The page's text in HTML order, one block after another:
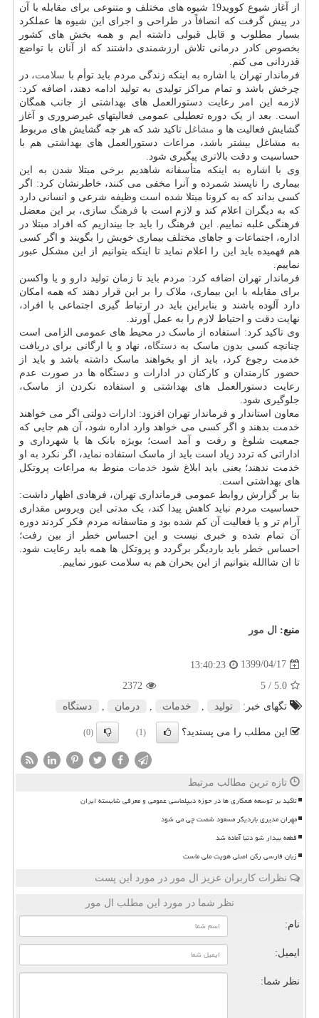
از آغاز شیوع کووید19 شیوه های مختلف و متنوعی برای مقابله با آن
در پیش گرفت که انصافاً در طراحی و اجرای این شیوه ها عملکرد
بسیار مطلوب و قابل قبولی داشته ایم و همه بخش های کشور
بخصوص کادر درمانی تلاش ارزشمندی داشتند که از آنان با تواضع
قدردانی می کنم.
فرماندار تهران با اشاره به اینکه زندگی مردم باید توأم با سلامت، در
چرخش باشد و تمام مراکز تولیدی به تولید ادامه دهند، اضافه کرد:
لازمه این امر رعایت دستورالعمل های بهداشتی از جانب همگان
است. بعد از یک دوره تعطیلی عمومی فعالیتهای غیرضروری و آغاز
گشایش فعالیت ها و مشاغل تاکید شد که هر چه گشایش های مربوط
به مشاغل بیشتر باشد، مراعات دستورالعمل های بهداشتی هم با
حساسیت و دقت بالاتری پیگیری شود.
وی با اشاره به اینکه متأسفانه شاهدیم برخی مبتلا شدن به این
بیماری را ناپسند شمرده و آنرا مخفی می کنند، خاطرنشان کرد: اگر
کسی بداند که به کرونا مبتلا شده است وظیفه شرعی و انسانی دارد
که به دیگران اعلام کند و لازم است با فرهنگ سازی، بر این معضل
فرهنگی غلبه نماییم. این فرهنگ را باید جا بیندازیم که افراد مبتلا در
اداره، اجتماعات و جاهای مختلف بیماری خویش را بگویند و اگر کسی
هم فهمیده باید این را اعلام نماید تا اینکه بتوانیم از این مشکل عبور
نماییم.
فرماندار تهران اضافه کرد: مردم باید تا زمان تولید دارو و یا واکسن
برای مقابله با این بیماری، ملاک را بر این قرار دهند که همه امکان
دارد آلوده باشند و بنابراین باید در ارتباط گیری اجتماعی با افراد،
نهایت دقت و احتیاط لازم را به عمل آورند.
وی تاکید کرد: استفاده از ماسک در محیط های عمومی الزامی است
چنانچه کسی بدون ماسک بهدستگاه، نهاد و یا ارگانی برای دریافت
خدمت رجوع کرد، باید از او بخواهند ماسک داشته باشد و باید از
حضور کارمندان و کارکنان در ادارات و دستگاه ها در صورت عدم
رعایت دستورالعمل های بهداشتی و استفاده نکردن از ماسک،
جلوگیری شود.
معاون استاندار و فرماندار تهران افزود: ادارات دولتی اگر می خواهند
خدمت بدهند و اگر کسی می خواهد وارد اداره شود، آن هم جایی که
جمعیت شلوغ و رفت و آمد است؛ بویژه بانک ها یا شهرداری و
اداراتی که تردد زیاد است باید از ماسک استفاده نماید، اگر نکرد به او
خدمت ندهند؛ یعنی باید ابلاغ شود خدمات منوط به مراعات پروتکل
های بهداشتی است.
بنا بر گزارش روابط عمومی فرمانداری تهران، فرهادی اظهار داشت:
حساسیت مردم نباید کاهش پیدا کند، یک مدتی این ویروس مقداری
آرام تر و یا فعالیت آن کم شده بود و متاسفانه مردم فکر کردند دوره
آن تمام شده و خبری نیست و این احساس خطر از بین رفت؛
احساس خطر باید باردیگر برگردد و پروتکل ها همه باید رعایت شود.
تا ان شاالله بتوانیم از این بحران هم به سلامت عبور نماییم.
منبع: ال مور
1399/04/17
13:40:23
5.0
/ 5
2372
تگهای خبر:
تولید خدمات درمان دستگاه
این مطلب را می پسندید؟ (1)
(0)
تازه ترین مطالب مرتبط
تاکید بر توسعه همکاری ها در حوزه دیپلماسی عمومی و معرفی شایسته ایران
مهران مدیری باردیگر مسعود شصت چی می شود
قطعه بیدار شو دنیا آماده شد
زبان فارسی رکن اصلی هویت ملی ماست
نظرات کاربران عزیز ال مور در مورد این پست
نظر شما در مورد این مطلب ال مور
نام:
ایمیل:
نظر شما: